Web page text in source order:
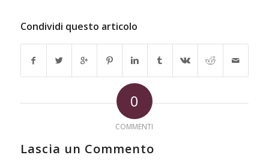
Condividi questo articolo
0
COMMENTI
Lascia un Commento